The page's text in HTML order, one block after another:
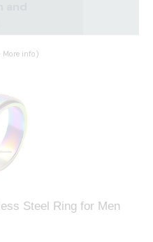
More info)
Steel Ring for Men